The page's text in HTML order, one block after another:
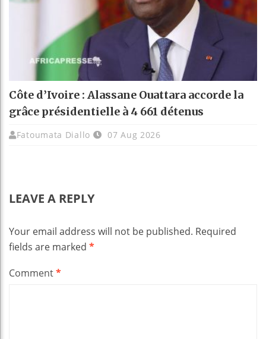
Côte d’Ivoire : Alassane Ouattara accorde la
grâce présidentielle à 4 661 détenus
Fatoumata Diallo 07 Aug 2026
LEAVE A REPLY
Your email address will not be published. Required
fields are marked *
Comment*